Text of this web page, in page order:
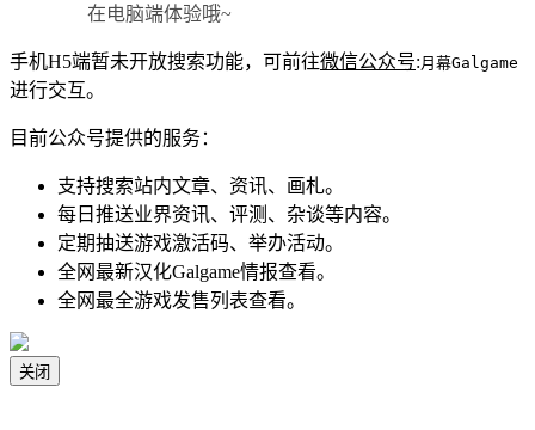
在电脑端体验哦~
手机H5端暂未开放搜索功能，可前往微信公众号: 月幕Galgame
进行交互。
目前公众号提供的服务：
支持搜索站内文章、资讯、画札。
每日推送业界资讯、评测、杂谈等内容。
定期抽送游戏激活码、举办活动。
全网最新汉化Galgame情报查看。
全网最全游戏发售列表查看。
关闭